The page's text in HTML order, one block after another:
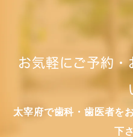
お気軽にご予約・
太宰府で歯科・歯医者を
下